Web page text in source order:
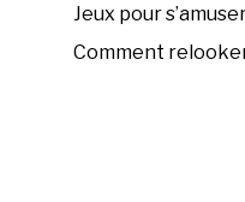
Jeux pour
Comment